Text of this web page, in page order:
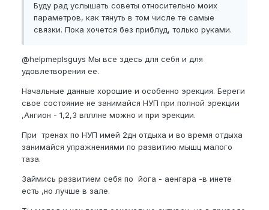
Буду рад услышать советы относительно моих
параметров, как тянуть в том числе те самые
связки. Пока хочется без приблуд, только руками.
@helpmeplsguys Мы все здесь для себя и для
удовлетворения ее.
Начальные данные хорошие и особенно эрекция. Береги
свое состояние не занимайся НУП при полной эрекции
,Ангион - 1,2,3 впллне можно и при эрекции.
При тренах по НУП имей 2дн отдыха и во время отдыха
занимайся упражнениями по развитию мышц малого
таза.
Займись развитием себя по йога - аенгара -в инете
есть ,но лучше в зале.